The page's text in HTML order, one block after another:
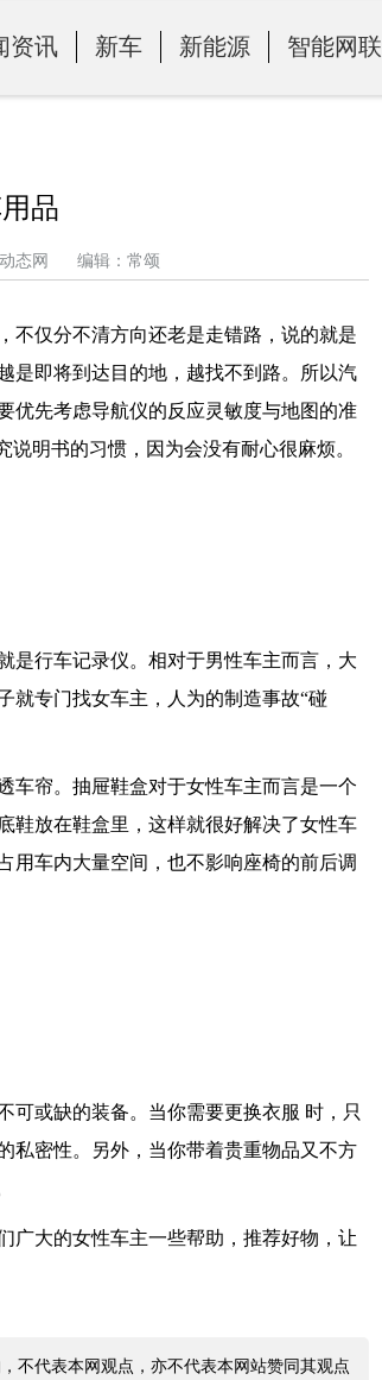
资讯 新车 新能源 智能网联
品
动态网 编辑：常颂
仅分不清方向还老是走错路，说的就是
是即将到达目的地，越找不到路。所以汽
优先考虑导航仪的反应灵敏度与地图的准
明书的习惯，因为会没有耐心很麻烦。
行车记录仪。相对于男性车主而言，大
就专门找女车主，人为的制造事故“碰
帘。抽屉鞋盒对于女性车主而言是一个
鞋放在鞋盒里，这样就很好解决了女性车
用车内大量空间，也不影响座椅的前后调
或缺的装备。当你需要更换衣服 时，只
私密性。另外，当你带着贵重物品又不方
大的女性车主一些帮助，推荐好物，让
不代表本网观点，亦不代表本网站赞同其观点